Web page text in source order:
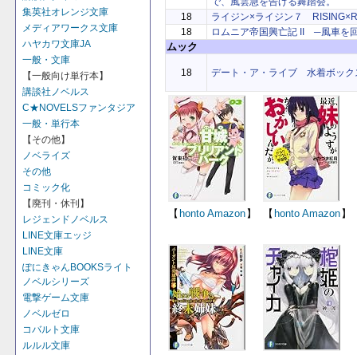
集英社オレンジ文庫
メディアワークス文庫
ハヤカワ文庫JA
一般・文庫
【一般向け単行本】
講談社ノベルス
C★NOVELSファンタジア
一般・単行本
【その他】
ノベライズ
その他
コミック化
【廃刊・休刊】
レジェンドノベルス
LINE文庫エッジ
LINE文庫
ぽにきゃんBOOKSライト
ノベルシリーズ
電撃ゲーム文庫
ノベルゼロ
コバルト文庫
ルルル文庫
18
ライジン×ライジン７
18
ロムニア帝国興亡記 II ─風車を
ムック
18 デート・ア・ライブ 水着ボッ
【honto Amazon】 【honto Amazon】